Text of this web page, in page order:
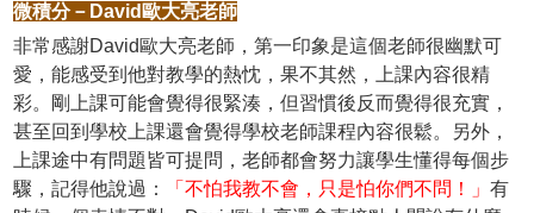
微積分－David歐大亮老師
非常感謝David歐大亮老師，第一印象是這個老師很幽默可
愛，能感受到他對教學的熱忱，果不其然，上課內容很精
彩。剛上課可能會覺得很緊湊，但習慣後反而覺得很充實，
甚至回到學校上課還會覺得學校老師課程內容很鬆。另外，
上課途中有問題皆可提問，老師都會努力讓學生懂得每個步
驟，記得他說過：
「不怕我教不會，只是怕你們不問！」有